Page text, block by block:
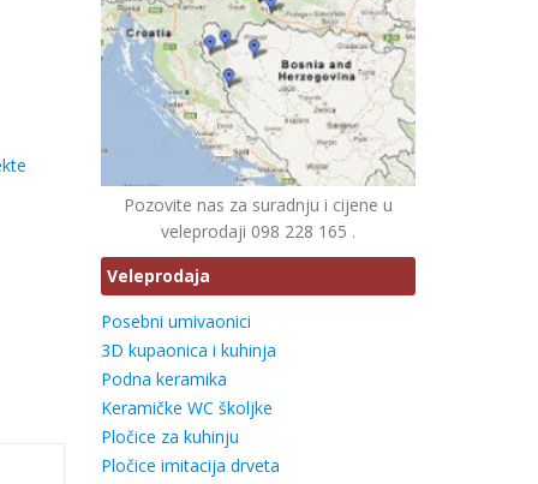
Pozovite nas za suradnju i cijene u
veleprodaji 098 228 165 .
Veleprodaja
Posebni umivaonici
3D kupaonica i kuhinja
Podna keramika
Keramičke WC školjke
Pločice za kuhinju
Pločice imitacija drveta